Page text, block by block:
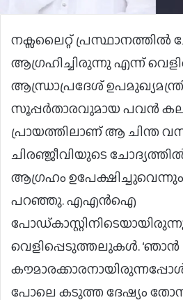
നക്സലൈറ്റ് പ്രസ്ഥാനത്തിൽ
ആഗ്രഹിച്ചിരുന്നു എന്ന്
ആന്ധ്രാപ്രദേശ്
സൂപ്പർതാരവുമായ പവൻ
പ്രായത്തിലാണ് ആ ചിന്ത
ചിരഞ്ജീവിയുടെ
ആഗ്രഹം
പറഞ്ഞു. എഎൻഐ
വെളിപ്പെടുത്തലുകൾ. ‘ഞാൻ
പോലെ കടുത്ത ദേഷ്യം